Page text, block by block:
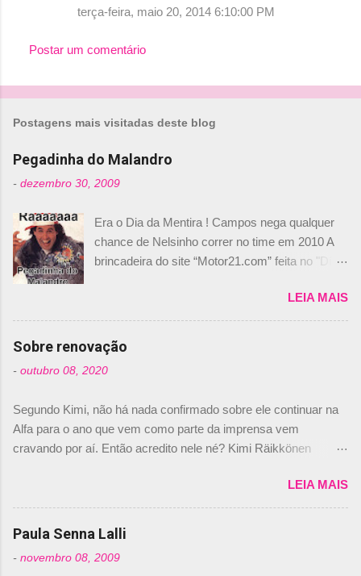
terça-feira, maio 20, 2014 6:10:00 PM
Postar um comentário
Postagens mais visitadas deste blog
Pegadinha do Malandro
- dezembro 30, 2009
Era o Dia da Mentira ! Campos nega qualquer
chance de Nelsinho correr no time em 2010 A
brincadeira do site “Motor21.com” feita no "Día
de abril –, afirmando que Nelson Piquet havia
comprado 15% das ações da Campos, dando,
com isso, um lugar no time a Nelsinho Piquet,
foi esclarecida de uma vez por todas por
Daniele Audetto, diretor da escuderia. O
não será o companheiro de Bruno Senna em
2010. "Na verdade, nós recebemos uma oferta
de Piquet", admitiu Audetto. “Mas depois de ter
Nelson Piquet. “Ele é um bom piloto, rápido e
experiente.” Audetto disse ainda que a suposta
LEIA MAIS
Sobre renovação
- outubro 08, 2020
Segundo Kimi, não há nada confirmado sobre ele continuar na
Alfa para o ano que vem como parte da imprensa vem
cravando por aí. Então acredito nele né? Kimi Räikkönen
truth but I’ve never had an option in my contract so that’s
should, pretty much, tell you that it’s not true." #Kimi7 #EifelGP
#AlfaRomeoRacing pic.twitter.com/77EDVn39Ia — Kimi
Romain falando sobre o fato do Iceman estar há tantos anos na
LEIA MAIS
Paula Senna Lalli
- novembro 08, 2009